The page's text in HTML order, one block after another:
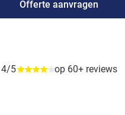
4/5 op 60+ reviews